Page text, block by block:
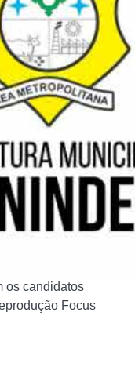
os candidatos
Focus